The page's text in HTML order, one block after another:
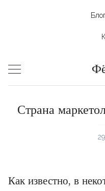
Страна
Как известно, в